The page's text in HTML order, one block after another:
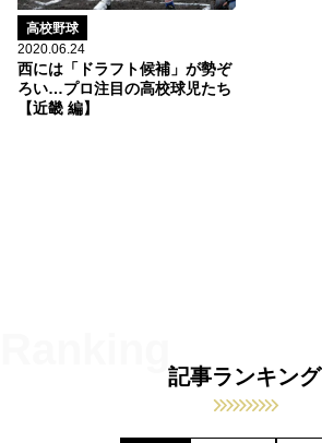
高校野球
2020.06.24
西には「ドラフト候補」が勢ぞ
ろい…プロ注目の高校球児たち
【近畿 編】
記事ランキング